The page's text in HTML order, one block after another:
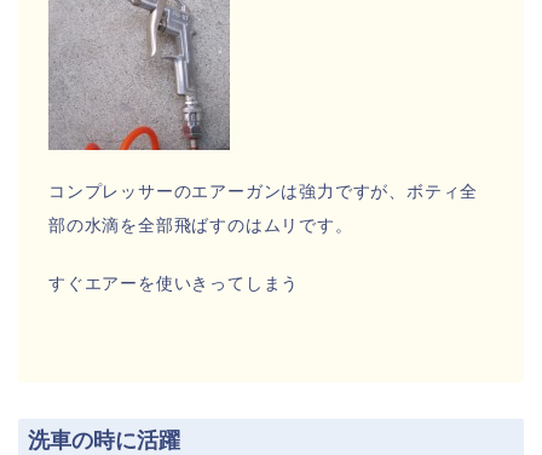
コンプレッサーのエアーガンは強力ですが、ボティ全
部の水滴を全部飛ばすのはムリです。
すぐエアーを使いきってしまう
洗車の時に活躍